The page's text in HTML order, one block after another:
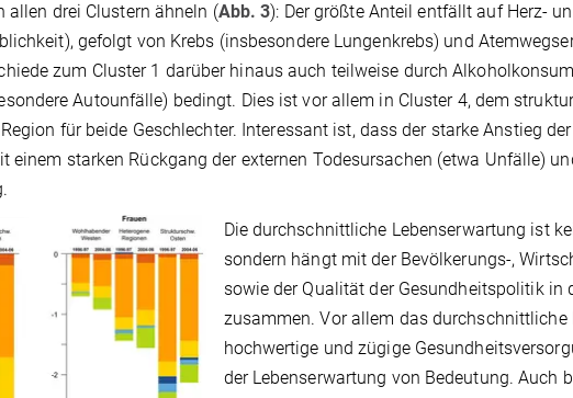
allen drei Clustern ähneln (Abb. 3): Der größte Anteil entfällt auf Herz-
gefolgt von Krebs (insbesondere Lungenkrebs) und
zum Cluster 1 darüber hinaus auch teilweise durch
Autounfälle) bedingt. Dies ist vor allem in Cluster 4, dem
für beide Geschlechter. Interessant ist, dass der starke Anstieg
einem starken Rückgang der externen Todesursachen (etwa Unfälle)
Die durchschnittliche Lebenserwartung ist
sondern hängt mit der Bevölkerungs-,
sowie der Qualität der Gesundheitspolitik in
zusammen. Vor allem das durchschnittliche
hochwertige und zügige
der Lebenserwartung von Bedeutung. Auch